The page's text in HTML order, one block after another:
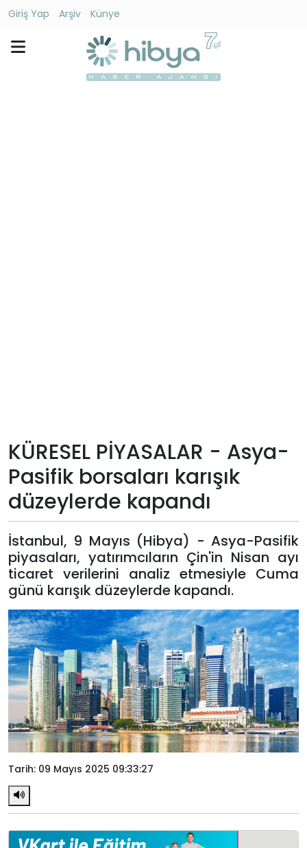
Giriş Yap Arşiv
Künye
Künye
Giriş
Yap
KÜRESEL PİYASALAR - Asya-
Pasifik borsaları karışık
düzeylerde kapandı
İstanbul, 9 Mayıs (Hibya) - Asya-Pasifik
piyasaları, yatırımcıların Çin'in Nisan ayı
ticaret verilerini analiz etmesiyle Cuma
günü karışık düzeylerde kapandı.
Tarih: 09 Mayıs 2025 09:33:27